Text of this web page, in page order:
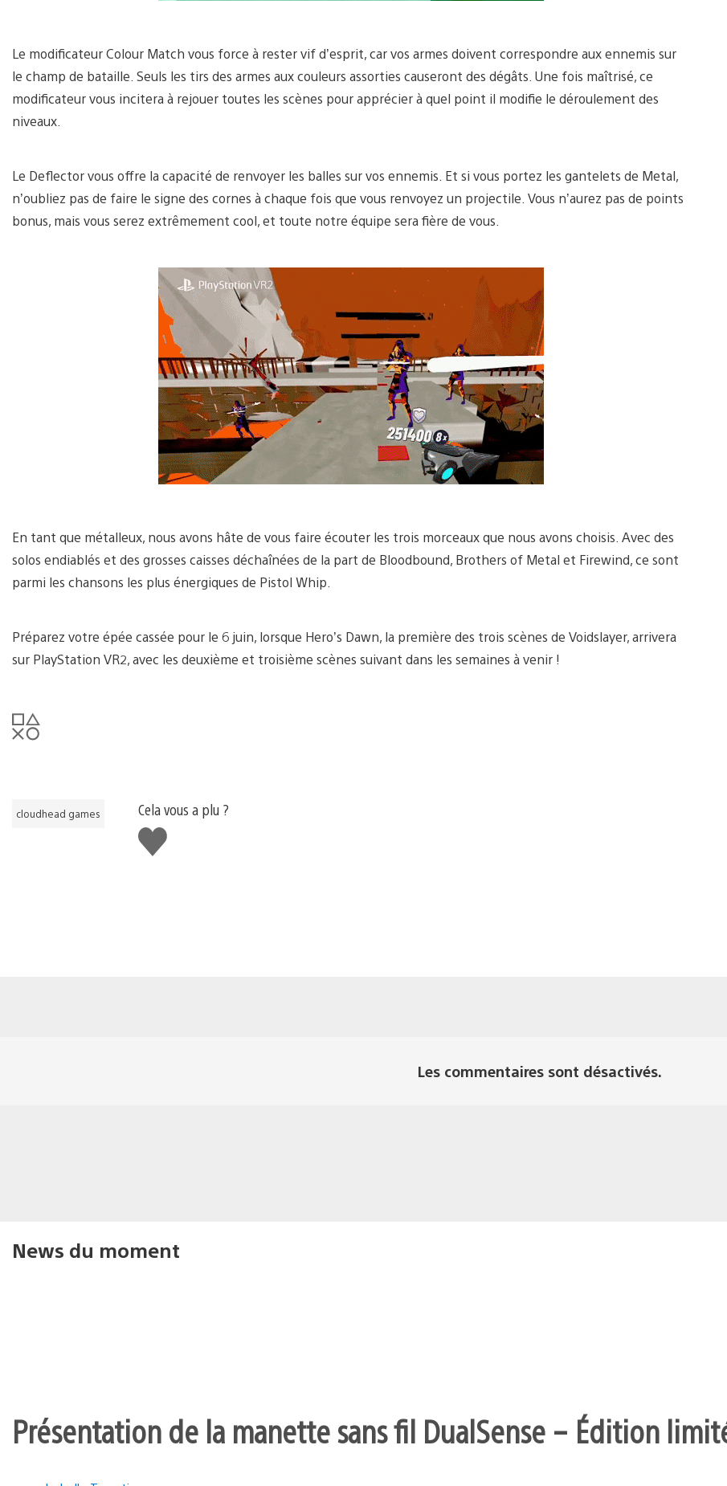
Le modificateur Colour Match vous force à rester vif d’esprit, car vos armes doivent correspondre aux ennemis sur
le champ de bataille. Seuls les tirs des armes aux couleurs assorties causeront des dégâts. Une fois maîtrisé, ce
modificateur vous incitera à rejouer toutes les scènes pour apprécier à quel point il modifie le déroulement des
niveaux.
Le Deflector vous offre la capacité de renvoyer les balles sur vos ennemis. Et si vous portez les gantelets de Metal,
n’oubliez pas de faire le signe des cornes à chaque fois que vous renvoyez un projectile. Vous n’aurez pas de points
bonus, mais vous serez extrêmement cool, et toute notre équipe sera fière de vous.
En tant que métalleux, nous avons hâte de vous faire écouter les trois morceaux que nous avons choisis. Avec des
solos endiablés et des grosses caisses déchaînées de la part de Bloodbound, Brothers of Metal et Firewind, ce sont
parmi les chansons les plus énergiques de Pistol Whip.
Préparez votre épée cassée pour le 6 juin, lorsque Hero’s Dawn, la première des trois scènes de Voidslayer, arrivera
sur PlayStation VR2, avec les deuxième et troisième scènes suivant dans les semaines à venir !
cloudhead games
Cela vous a plu ?
J'aime
Les commentaires sont désactivés.
News du moment
Présentation de la manette sans fil DualSense – Édition